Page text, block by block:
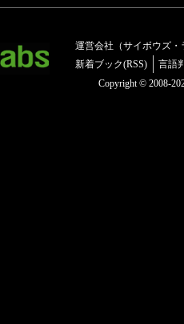
運営会社（サイボウズ・
新着ブック(RSS)
言語
Copyright © 2008-